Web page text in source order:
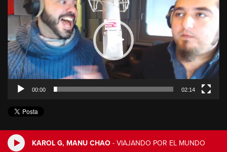
KAROL G, MANU CHAO - VIAJANDO POR EL MUNDO
00:00 02:14